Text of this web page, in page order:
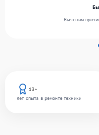
13+
лет опыта в ремонте техники
Выясним